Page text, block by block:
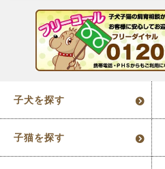
子犬を探す
子猫を探す